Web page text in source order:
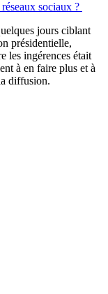
sociaux ?
jours ciblant
présidentielle,
les ingérences était
à en faire plus et à
diffusion.